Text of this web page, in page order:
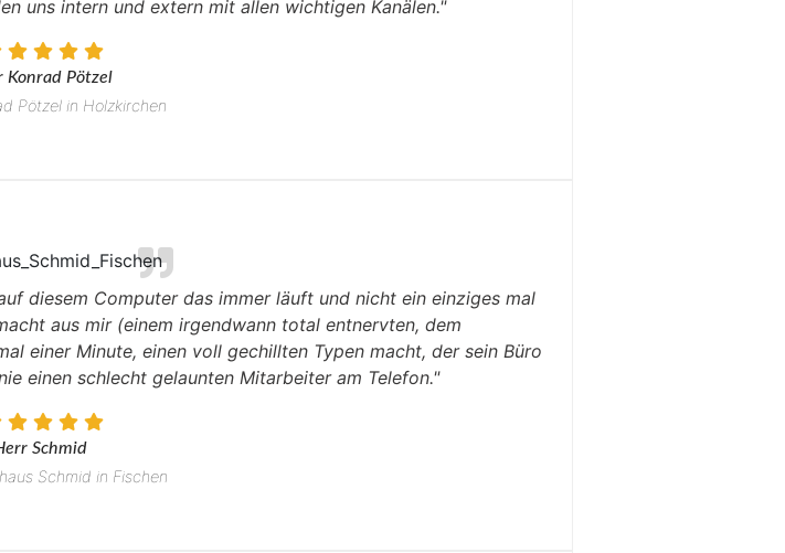
uns intern und extern mit allen wichtigen Kanälen."
Konrad Pötzel
Pötzel in Holzkirchen
diesem Computer das immer läuft und nicht ein einziges mal
aus mir (einem irgendwann total entnervten, dem
einer Minute, einen voll gechillten Typen macht, der sein Büro
einen schlecht gelaunten Mitarbeiter am Telefon."
Schmid
Schmid in Fischen